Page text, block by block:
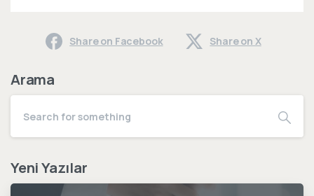
Share on Facebook Share on X
Arama
Yeni Yazılar